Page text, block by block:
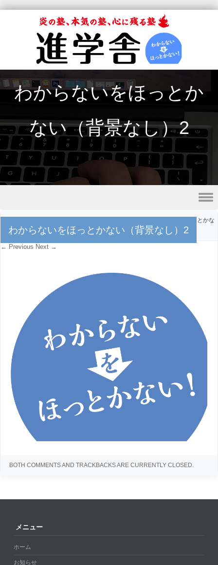
わからないをほっとか
ない（背景なし）2
Skip to content
わからないをほっとかない（背景なし）2
わからないをほっとかな
い（背景なし）2
← Previous Next →
BOTH COMMENTS AND TRACKBACKS ARE CURRENTLY CLOSED.
メニュー
ホーム
お知らせ